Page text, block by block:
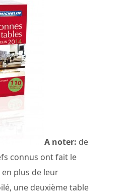
A noter: de
connus ont fait le
en plus de leur
une deuxième table